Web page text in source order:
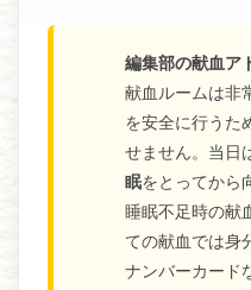
編集部の献血ア
献血ルームは非
を安全に行うた
せません。当日
眠をとってから
睡眠不足時の献
ての献血では身
ナンバーカード